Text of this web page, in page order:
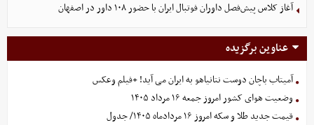
آغاز کلاس پیش‌فصل داوران فوتبال ایران با حضور ۱۰۸ داور در اصفهان
عناوین برگزیده
آمیتاب باچان دوست نتانیاهو به ایران می آید! +فیلم وعکس
وضعیت هوای کشور امروز جمعه ۱۶ مرداد ۱۴۰۵
قیمت جدید طلا و سکه امروز ۱۶ مردادماه ۱۴۰۵/ جدول